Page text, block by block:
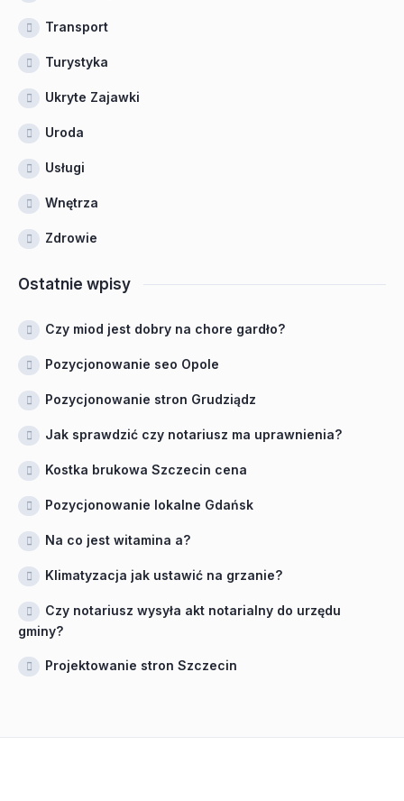
Transport
Turystyka
Ukryte Zajawki
Uroda
Usługi
Wnętrza
Zdrowie
Ostatnie wpisy
Czy miod jest dobry na chore gardło?
Pozycjonowanie seo Opole
Pozycjonowanie stron Grudziądz
Jak sprawdzić czy notariusz ma uprawnienia?
Kostka brukowa Szczecin cena
Pozycjonowanie lokalne Gdańsk
Na co jest witamina a?
Klimatyzacja jak ustawić na grzanie?
Czy notariusz wysyła akt notarialny do urzędu
gminy?
Projektowanie stron Szczecin